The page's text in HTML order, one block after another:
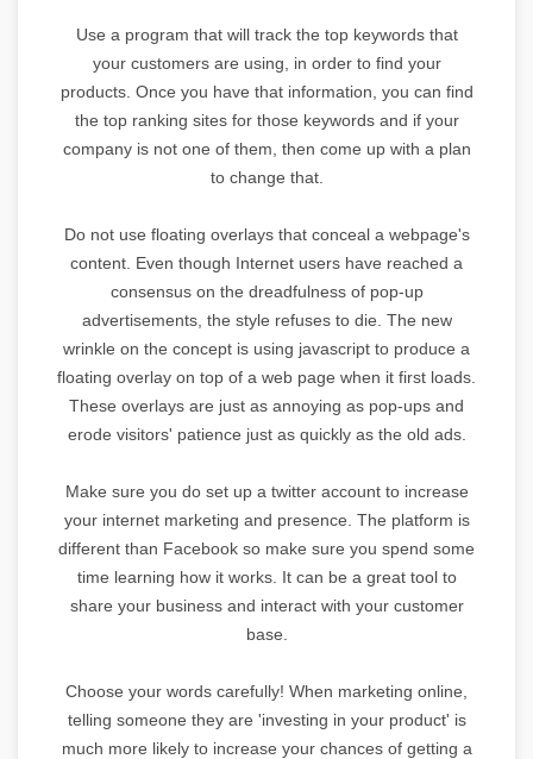
Use a program that will track the top keywords that
your customers are using, in order to find your
products. Once you have that information, you can find
the top ranking sites for those keywords and if your
company is not one of them, then come up with a plan
to change that.
Do not use floating overlays that conceal a webpage's
content. Even though Internet users have reached a
consensus on the dreadfulness of pop-up
advertisements, the style refuses to die. The new
wrinkle on the concept is using javascript to produce a
floating overlay on top of a web page when it first loads.
These overlays are just as annoying as pop-ups and
erode visitors' patience just as quickly as the old ads.
Make sure you do set up a twitter account to increase
your internet marketing and presence. The platform is
different than Facebook so make sure you spend some
time learning how it works. It can be a great tool to
share your business and interact with your customer
base.
Choose your words carefully! When marketing online,
telling someone they are 'investing in your product' is
much more likely to increase your chances of getting a